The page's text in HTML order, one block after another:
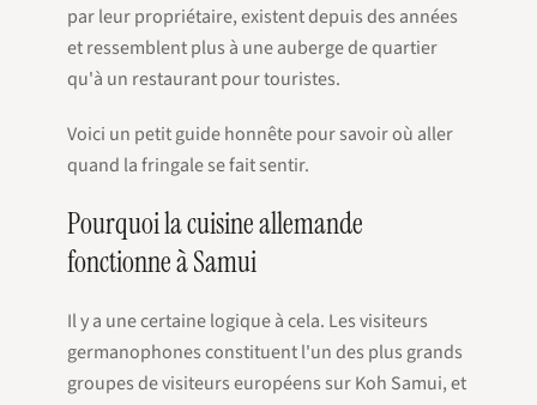
par leur propriétaire, existent depuis des années
et ressemblent plus à une auberge de quartier
qu'à un restaurant pour touristes.
Voici un petit guide honnête pour savoir où aller
quand la fringale se fait sentir.
Pourquoi la cuisine allemande
fonctionne à Samui
Il y a une certaine logique à cela. Les visiteurs
germanophones constituent l'un des plus grands
groupes de visiteurs européens sur Koh Samui, et